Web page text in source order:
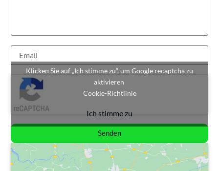
Klicken Sie auf „Ich stimme zu“, um Google recaptcha zu
aktivieren
Cookie-Richtlinie
Ich stimme zu
Senden